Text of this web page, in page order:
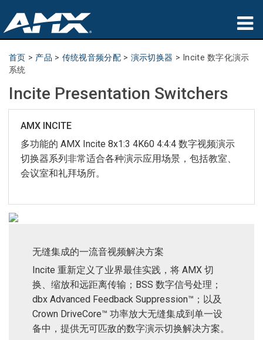
产品
培训
公司简介
语言/地区
首页 > 产品 > 传统视音频分配> 演示切换器 > Incite 数字化演示
系统
Incite Presentation Switchers
AMX INCITE
多功能的 AMX Incite 8x1:3 4K60 4:4:4 数字视频演示
切换器系列非常适合各种演示应用场景，包括教室、
会议室和礼拜场所。
无缝集成的一流音视频解决方案
Incite 重新定义了业界最佳实践，将 AMX 切
换、缩放和远距离传输；BSS 数字信号处理；
dbx Advanced Feedback Suppression™；以及
Crown DriveCore™ 功率放大无缝集成到单一设
备中，提供无可匹敌的数字演示切换解决方案。